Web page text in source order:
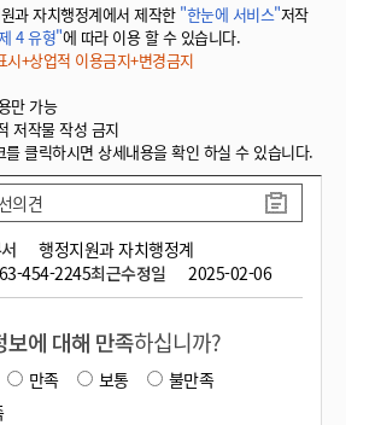
과 자치행정계에서 제작한 "한눈에 서비스"저작
4 유형"에 따라 이용 할 수 있습니다.
시+상업적 이용금지+변경금지
만 가능
저작물 작성 금지
클릭하시면 상세내용을 확인 하실 수 있습니다.
행정지원과 자치행정계
454-2245최근수정일 2025-02-06
의견
보에 대해 만족하십니까?
만족 보통
불만족